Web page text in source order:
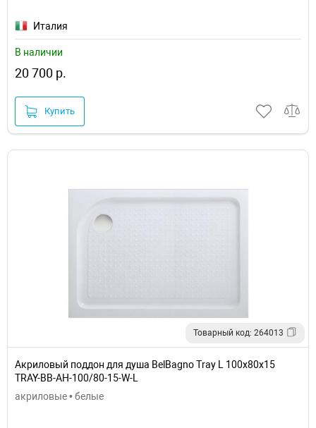
Италия
В наличии
20 700 р.
Купить
Товарный код: 264013
Акриловый поддон для душа BelBagno Tray L 100x80x15
TRAY-BB-AH-100/80-15-W-L
акриловые • белые